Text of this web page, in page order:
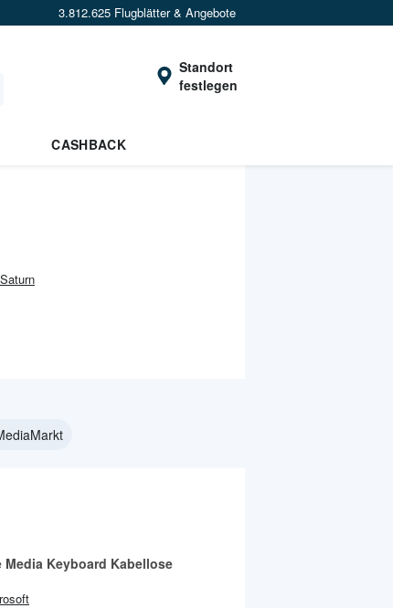
3.812.625 Flugblätter & Angebote
Standort
festlegen
CASHBACK
Media Keyboard Kabellose